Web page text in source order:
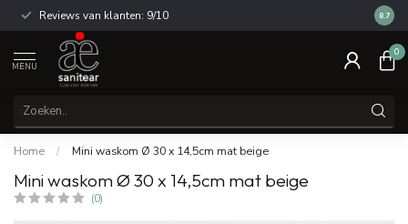
Reviews van klanten: 9/10 14
8.7
MENU
0
Home / Mini waskom Ø 30 x 14,5cm mat beige
Mini waskom Ø 30 x 14,5cm mat beige
(0)